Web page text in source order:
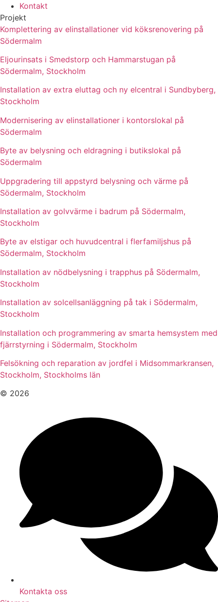
Kontakt
Projekt
Komplettering av elinstallationer vid köksrenovering på
Södermalm
Eljourinsats i Smedstorp och Hammarstugan på
Södermalm, Stockholm
Installation av extra eluttag och ny elcentral i Sundbyberg,
Stockholm
Modernisering av elinstallationer i kontorslokal på
Södermalm
Byte av belysning och eldragning i butikslokal på
Södermalm
Uppgradering till appstyrd belysning och värme på
Södermalm, Stockholm
Installation av golvvärme i badrum på Södermalm,
Stockholm
Byte av elstigar och huvudcentral i flerfamiljshus på
Södermalm, Stockholm
Installation av nödbelysning i trapphus på Södermalm,
Stockholm
Installation av solcellsanläggning på tak i Södermalm,
Stockholm
Installation och programmering av smarta hemsystem med
fjärrstyrning i Södermalm, Stockholm
Felsökning och reparation av jordfel i Midsommarkransen,
Stockholm, Stockholms län
© 2026
Kontakta oss